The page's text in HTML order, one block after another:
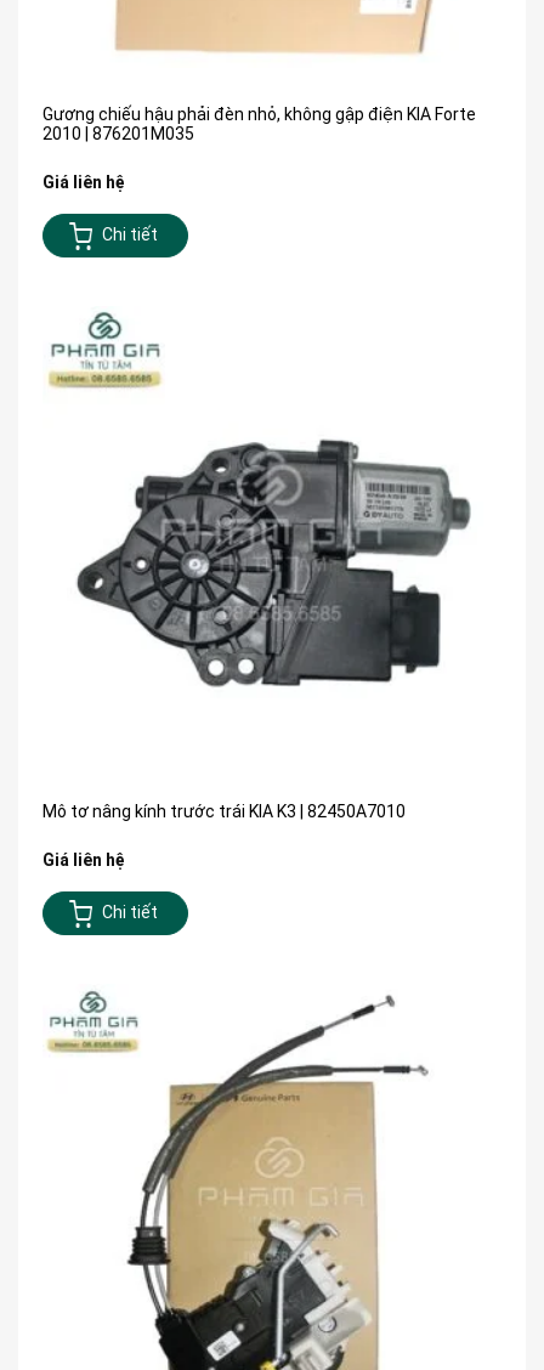
Gương chiếu hậu phải đèn nhỏ, không gập điện KIA Forte
2010 | 876201M035
Giá liên hệ
Chi tiết
Mô tơ nâng kính trước trái KIA K3 | 82450A7010
Giá liên hệ
Chi tiết